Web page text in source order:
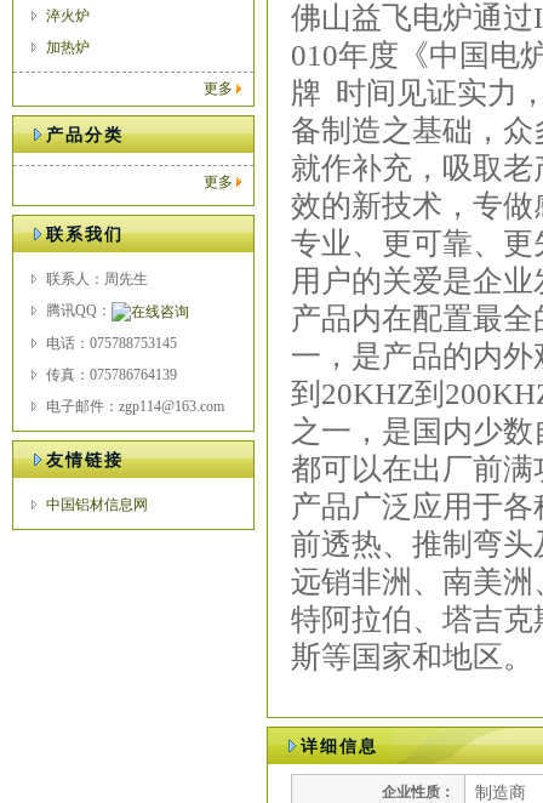
淬火炉
加热炉
更多
产品分类
更多
联系我们
联系人：周先生
腾讯QQ：
电话：075788753145
传真：075786764139
电子邮件：zgp114@163.com
友情链接
中国铝材信息网
佛山益飞电炉通过
010年度《中国电
牌 时间见证实力
备制造之基础，
就作补充，吸取
效的新技术，专
专业、更可靠、更
用户的关爱是企
产品内在配置最
一，是产品的内
到20KHZ到
之一，是国内少
都可以在出厂前
产品广泛应用于
前透热、推制弯
远销非洲、南美
特阿拉伯、塔吉
斯等国家和地区。
详细信息
企业性质： 制造商